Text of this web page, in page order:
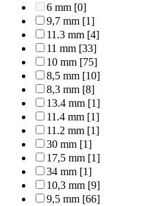
6 mm [0]
9,7 mm [1]
11.3 mm [4]
11 mm [33]
10 mm [75]
8,5 mm [10]
8,3 mm [8]
13.4 mm [1]
11.4 mm [1]
11.2 mm [1]
30 mm [1]
17,5 mm [1]
34 mm [1]
10,3 mm [9]
9,5 mm [66]